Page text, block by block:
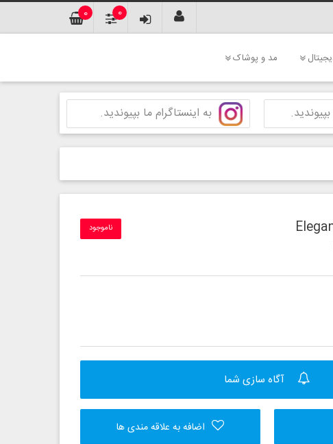
0 0
مد و پوشاک
به اینستاگرام ما بپیوندید.
ناموجود
آگاه سازی شما
اضافه به علاقه مندی ها